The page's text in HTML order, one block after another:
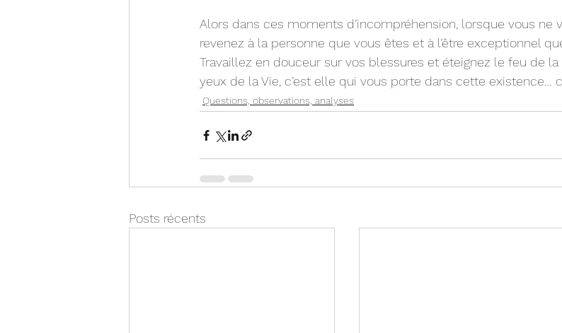
Alors dans ces moments d’incompréhension, lorsque vous ne
revenez à la personne que vous êtes et à l’être exceptionnel
Travaillez en douceur sur vos blessures et éteignez le feu de la
yeux de la Vie, c’est elle qui vous porte dans cette existence…
Questions, observations, analyses
Posts récents